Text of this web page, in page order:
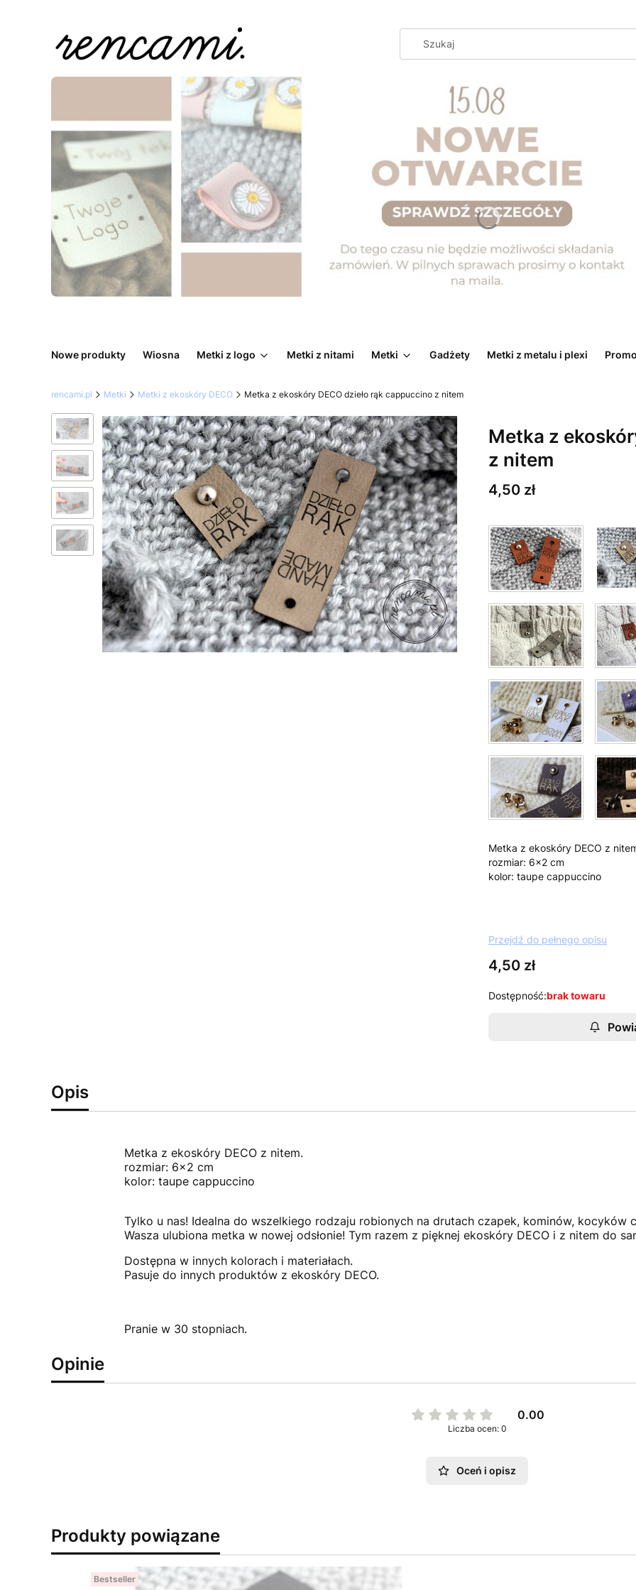
Nowe produkty Wiosna Metki z logo Metki z nitami Metki Gadżety Metki z metalu i plexi
rencami.pl Metki Metki z ekoskóry DECO Metka z ekoskóry DECO dzieło rąk cappuccino z nitem
Metka z
z nitem
Cena
4,50 zł
Metka z ekoskóry DECO z
rozmiar: 6x2 cm
kolor: taupe cappuccino
Przejdź do pełnego opisu
Cena
4,50 zł
Dostępność:brak towaru
Opis
Metka z ekoskóry DECO z nitem.
rozmiar: 6x2 cm
kolor: taupe cappuccino
Tylko u nas! Idealna do wszelkiego rodzaju robionych na drutach czapek, kominów, kocyków
Wasza ulubiona metka w nowej odsłonie! Tym razem z pięknej ekoskóry DECO i z nitem do
Dostępna w innych kolorach i materiałach.
Pasuje do innych produktów z ekoskóry DECO.
Pranie w 30 stopniach.
Opinie
0.00
Liczba ocen: 0
Oceń i opisz
Produkty powiązane
Bestseller